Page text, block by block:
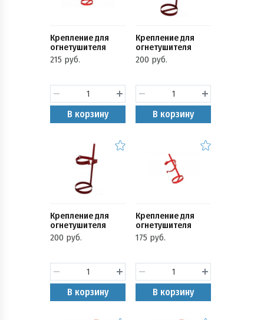
Крепление для
огнетушителя
(ТВ-5 к ОУ-5, ОП-5
133мм)
215 руб.
В корзину
Крепление для
огнетушителя
(ТВ-4 к ОП-4, ОУ-3
Ярпожинвест)
200 руб.
В корзину
Крепление для
огнетушителя
(ТВ-3 к ОП-3)
200 руб.
В корзину
Крепление для
огнетушителя
(ТВ-2 к ОП-2 110мм)
175 руб.
В корзину